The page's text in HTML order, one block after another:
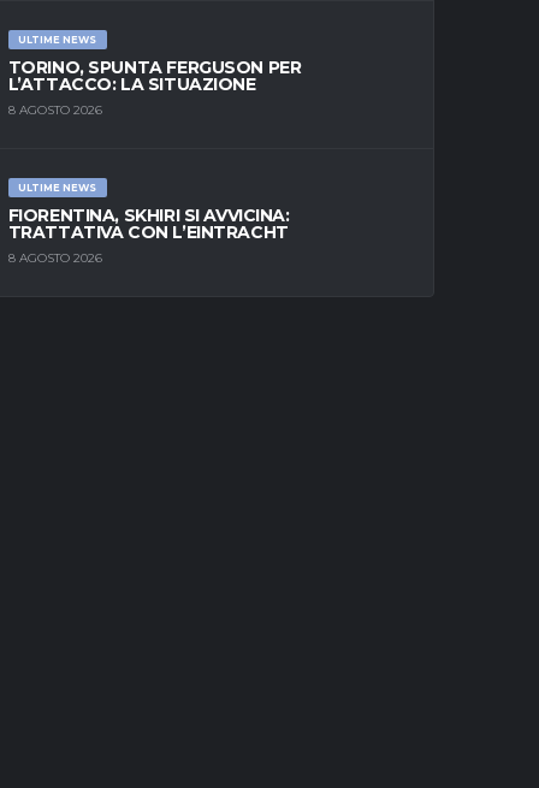
ULTIME NEWS
TORINO, SPUNTA FERGUSON PER
L’ATTACCO: LA SITUAZIONE
8 AGOSTO 2026
ULTIME NEWS
FIORENTINA, SKHIRI SI AVVICINA:
TRATTATIVA CON L’EINTRACHT
8 AGOSTO 2026